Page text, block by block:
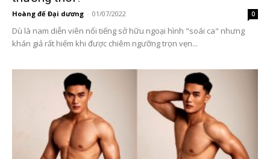
Hoàng đế Đại dương - 01/07/2022 0
Dù là nam diễn viên nổi tiếng sở hữu ngoại hình "soái ca" nhưng
khán giả rất hiếm khi được chiêm ngưỡng trọn vẹn...